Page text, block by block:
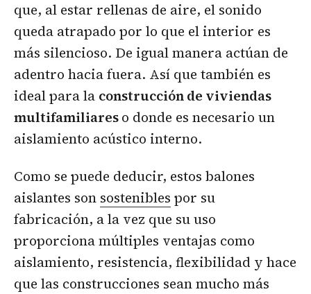
que, al estar rellenas de aire, el sonido
queda atrapado por lo que el interior es
más silencioso. De igual manera actúan de
adentro hacia fuera. Así que también es
ideal para la construcción de viviendas
multifamiliareso donde es necesario un
aislamiento acústico interno.
Como se puede deducir, estos balones
aislantes son sostenibles por su
fabricación, a la vez que su uso
proporciona múltiples ventajas como
aislamiento, resistencia, flexibilidad y hace
que las construcciones sean mucho más